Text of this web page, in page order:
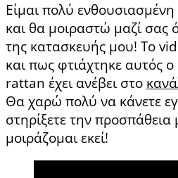
Είμαι πολύ
και θα μοιραστώ μαζί σας
της κατασκευής μου! Το
και πως φτιάχτηκε αυτός ο
rattan έχει ανέβει στο
Θα χαρώ πολύ να κάνετε
στηρίξετε την
μοιράζομαι εκεί!